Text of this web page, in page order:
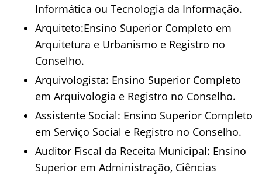
Informática ou Tecnologia da Informação.
Arquiteto:Ensino Superior Completo em
Arquitetura e Urbanismo e Registro no
Conselho.
Arquivologista: Ensino Superior Completo
em Arquivologia e Registro no Conselho.
Assistente Social: Ensino Superior Completo
em Serviço Social e Registro no Conselho.
Auditor Fiscal da Receita Municipal: Ensino
Superior em Administração, Ciências